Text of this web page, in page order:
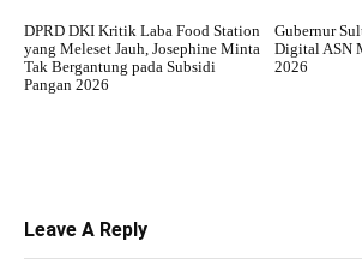
DPRD DKI Kritik Laba Food Station
yang Meleset Jauh, Josephine Minta
Tak Bergantung pada Subsidi
Pangan 2026
Gubernur
Digital ASN
2026
Leave A Reply